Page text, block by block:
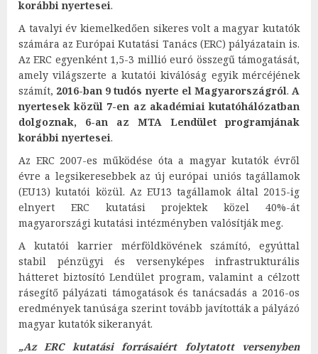
korábbi nyertesei.
A tavalyi év kiemelkedően sikeres volt a magyar kutatók
számára az Európai Kutatási Tanács (ERC) pályázatain is.
Az ERC egyenként 1,5-3 millió euró összegű támogatását,
amely világszerte a kutatói kiválóság egyik mércéjének
számít, 2016-ban 9 tudós nyerte el Magyarországról.A
nyertesek közül 7-en az akadémiai kutatóhálózatban
dolgoznak, 6-an az MTA Lendület programjának
korábbi nyertesei.
Az ERC 2007-es működése óta a magyar kutatók évről
évre a legsikeresebbek az új európai uniós tagállamok
(EU13) kutatói közül. Az EU13 tagállamok által 2015-ig
elnyert ERC kutatási projektek közel 40%-át
magyarországi kutatási intézményben valósítják meg.
A kutatói karrier mérföldkövének számító, egyúttal
stabil pénzügyi és versenyképes infrastrukturális
hátteret biztosító Lendület program, valamint a célzott
rásegítő pályázati támogatások és tanácsadás a 2016-os
eredmények tanúsága szerint tovább javították a pályázó
magyar kutatók sikeranyát.
„Az ERC kutatási forrásaiért folytatott versenyben